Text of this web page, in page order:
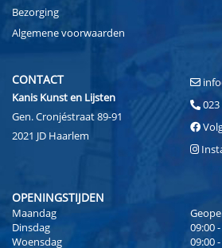
Bezorging
Algemene voorwaarden
CONTACT
Kanis Kunst en Lijsten
Gen. Cronjéstraat 89-91
2021 JD Haarlem
023
OPENINGSTIJDEN
Maandag
Dinsdag
09:00
Woensdag
09:00